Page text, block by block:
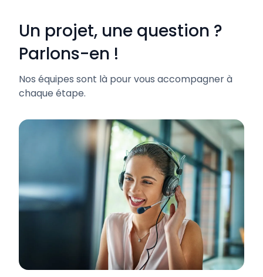
Un projet, une question ?
Parlons-en !
Nos équipes sont là pour vous accompagner à
chaque étape.